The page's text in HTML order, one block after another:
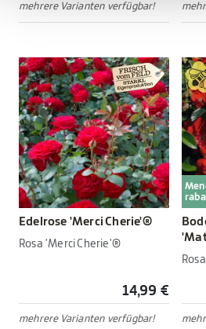
mehrere Varianten verfügbar!
Edelrose 'Merci Cherie'®
Rosa 'Merci Cherie'®
14,99 €
mehrere Varianten verfügbar!